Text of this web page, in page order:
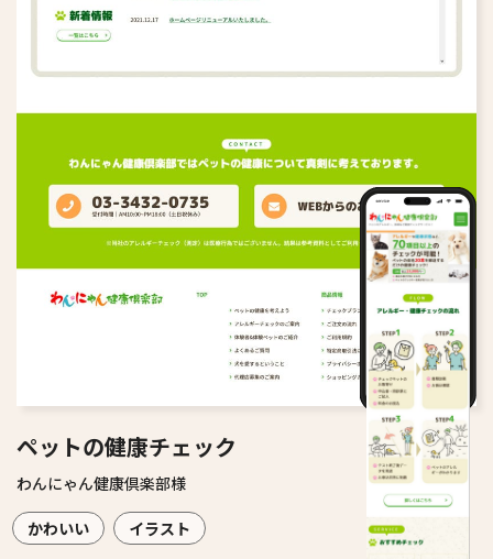
ペットの健康チェック
わんにゃん健康倶楽部様
かわいい イラスト